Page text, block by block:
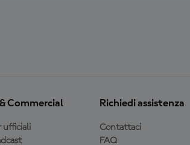
Commercial
ufficiali
Richiedi assistenza
Contattaci
FAQ